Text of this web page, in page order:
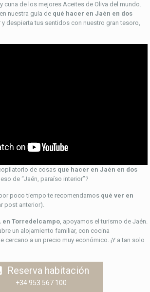
cuna de los mejores Aceites de Oliva del mundo.
nuestra guía de qué hacer en Jaén en dos
y despierta tus sentidos con nuestro gran tesoro,
de cosas que hacer en Jaén en dos
de “Jaén, paraíso interior”?
poco tiempo te recomendamos qué ver en
post anterior).
, en Torredelcampo, apoyamos el turismo de Jaén.
un alojamiento familiar, con cocina
cercano a un precio muy económico. ¡Y a tan solo
Reserva habitación
+34 953 567 100